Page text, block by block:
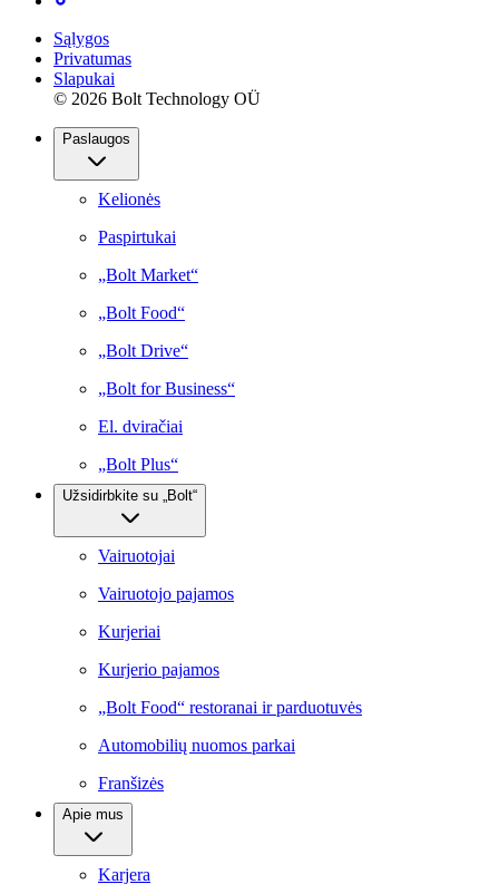
Sąlygos
Privatumas
Slapukai
© 2026 Bolt Technology OÜ
Paslaugos
Kelionės
Paspirtukai
„Bolt Market“
„Bolt Food“
„Bolt Drive“
„Bolt for Business“
El. dviračiai
„Bolt Plus“
Užsidirbkite su „Bolt“
Vairuotojai
Vairuotojo pajamos
Kurjeriai
Kurjerio pajamos
„Bolt Food“ restoranai ir parduotuvės
Automobilių nuomos parkai
Franšizės
Apie mus
Karjera